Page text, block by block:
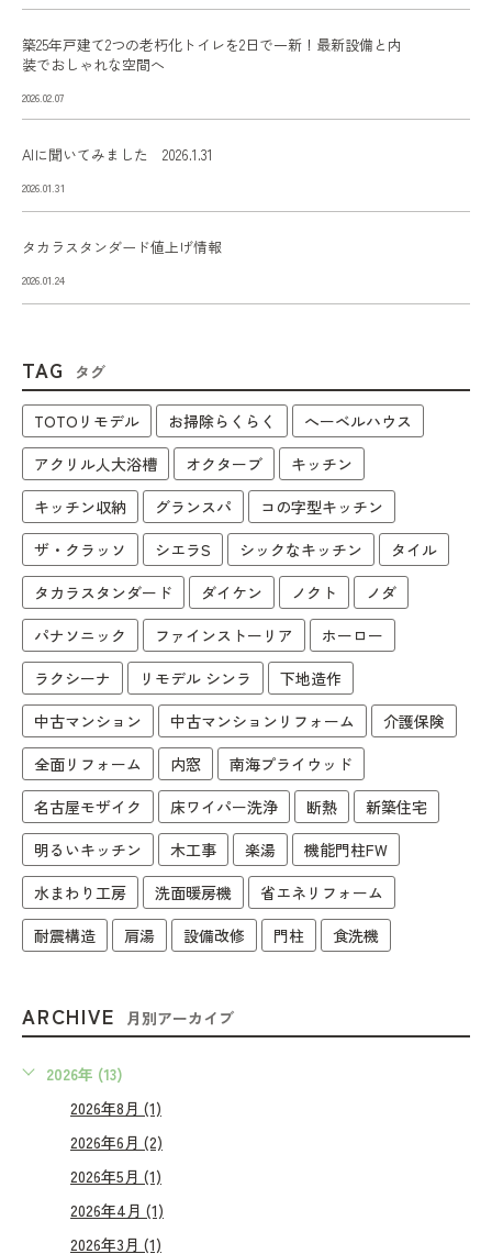
築25年戸建て2つの老朽化トイレを2日で一新！最新設備と内
装でおしゃれな空間へ
2026.02.07
AIに聞いてみました 2026.1.31
2026.01.31
タカラスタンダード値上げ情報
2026.01.24
TAG タグ
TOTOリモデル お掃除らくらく
へーベルハウス
アクリル人大浴槽
オクターブ
キッチン
キッチン収納
グランスパ
コの字型キッチン
ザ・クラッソ
シエラS シックなキッチン
タイル
タカラスタンダード
ダイケン ノクト
ノダ
パナソニック
ファインストーリア
ホーロー
ラクシーナ
リモデル シンラ
下地造作
中古マンション
中古マンションリフォーム
介護保険
全面リフォーム
内窓
南海プライウッド
名古屋モザイク
床ワイパー洗浄 断熱
新築住宅
明るいキッチン
木工事 楽湯
機能門柱FW
水まわり工房
洗面暖房機
省エネリフォーム
耐震構造
肩湯 設備改修 門柱 食洗機
ARCHIVE 月別アーカイブ
2026年 (13)
2026年8月 (1)
2026年6月 (2)
2026年5月 (1)
2026年4月 (1)
2026年3月 (1)